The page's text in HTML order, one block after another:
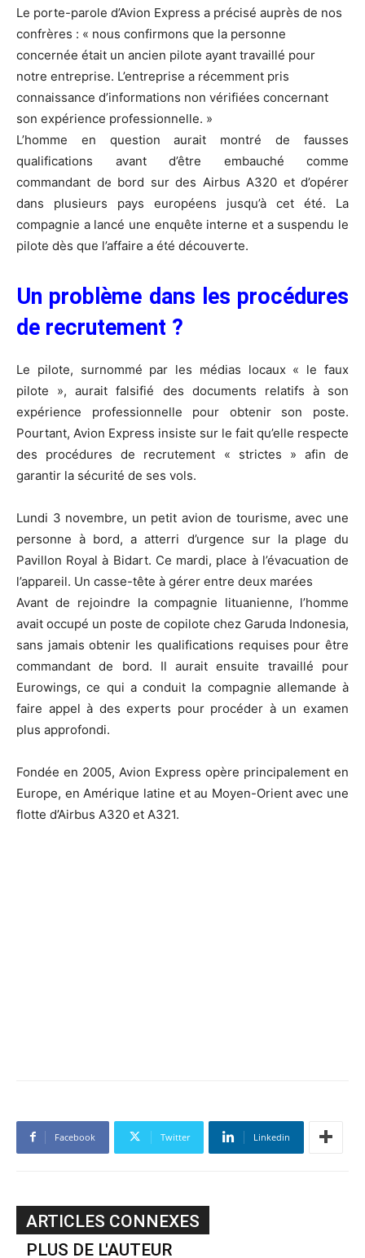
Le porte-parole d’Avion Express a précisé auprès de nos
confrères : « nous confirmons que la personne
concernée était un ancien pilote ayant travaillé pour
notre entreprise. L’entreprise a récemment pris
connaissance d’informations non vérifiées concernant
son expérience professionnelle. »
L’homme en question aurait montré de fausses
qualifications avant d’être embauché comme
commandant de bord sur des Airbus A320 et d’opérer
dans plusieurs pays européens jusqu’à cet été. La
compagnie a lancé une enquête interne et a suspendu le
pilote dès que l’affaire a été découverte.
Un problème dans les procédures
de recrutement ?
Le pilote, surnommé par les médias locaux « le faux
pilote », aurait falsifié des documents relatifs à son
expérience professionnelle pour obtenir son poste.
Pourtant, Avion Express insiste sur le fait qu’elle respecte
des procédures de recrutement « strictes » afin de
garantir la sécurité de ses vols.
Lundi 3 novembre, un petit avion de tourisme, avec une
personne à bord, a atterri d’urgence sur la plage du
Pavillon Royal à Bidart. Ce mardi, place à l’évacuation de
l’appareil. Un casse-tête à gérer entre deux marées
Avant de rejoindre la compagnie lituanienne, l’homme
avait occupé un poste de copilote chez Garuda Indonesia,
sans jamais obtenir les qualifications requises pour être
commandant de bord. Il aurait ensuite travaillé pour
Eurowings, ce qui a conduit la compagnie allemande à
faire appel à des experts pour procéder à un examen
plus approfondi.
Fondée en 2005, Avion Express opère principalement en
Europe, en Amérique latine et au Moyen-Orient avec une
flotte d’Airbus A320 et A321.
Facebook Twitter Linkedin
ARTICLES CONNEXES
PLUS DE L'AUTEUR